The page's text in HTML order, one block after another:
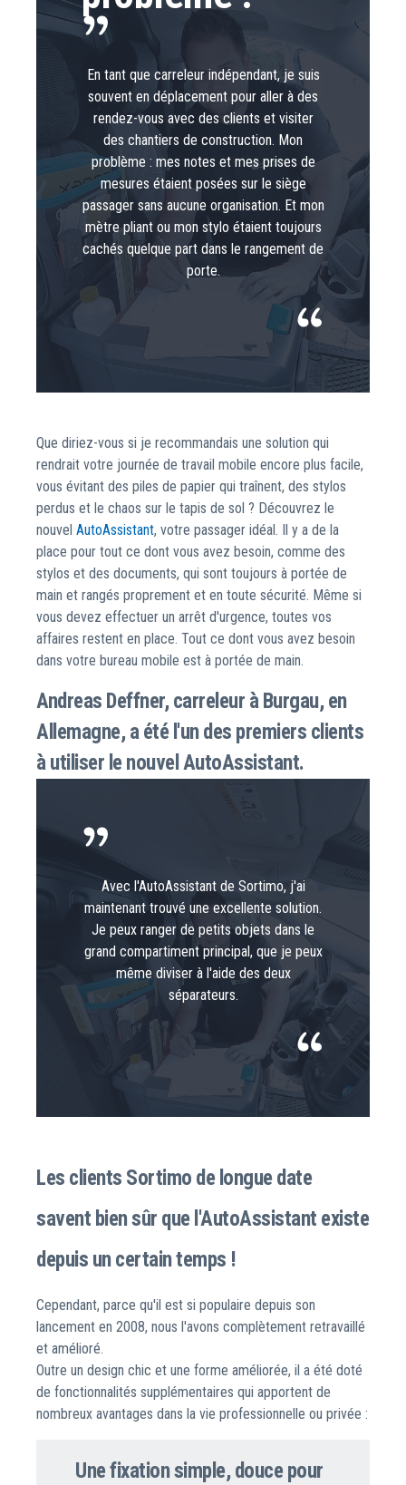
En tant que carreleur indépendant, je suis
souvent en déplacement pour aller à des
rendez-vous avec des clients et visiter
des chantiers de construction. Mon
problème : mes notes et mes prises de
mesures étaient posées sur le siège
passager sans aucune organisation. Et mon
mètre pliant ou mon stylo étaient toujours
cachés quelque part dans le rangement de
porte.
Que diriez-vous si je recommandais une solution qui
rendrait votre journée de travail mobile encore plus facile,
vous évitant des piles de papier qui traînent, des stylos
perdus et le chaos sur le tapis de sol ? Découvrez le
nouvel AutoAssistant, votre passager idéal. Il y a de la
place pour tout ce dont vous avez besoin, comme des
stylos et des documents, qui sont toujours à portée de
main et rangés proprement et en toute sécurité. Même si
vous devez effectuer un arrêt d'urgence, toutes vos
affaires restent en place. Tout ce dont vous avez besoin
dans votre bureau mobile est à portée de main.
Andreas Deffner, carreleur à Burgau, en
Allemagne, a été l'un des premiers clients
à utiliser le nouvel AutoAssistant.
Avec l'AutoAssistant de Sortimo, j'ai
maintenant trouvé une excellente solution.
Je peux ranger de petits objets dans le
grand compartiment principal, que je peux
même diviser à l'aide des deux
séparateurs.
Les clients Sortimo de longue date
savent bien sûr que l'AutoAssistant existe
depuis un certain temps !
Cependant, parce qu'il est si populaire depuis son
lancement en 2008, nous l'avons complètement retravaillé
et amélioré.
Outre un design chic et une forme améliorée, il a été doté
de fonctionnalités supplémentaires qui apportent de
nombreux avantages dans la vie professionnelle ou privée :
Une fixation simple, douce pour